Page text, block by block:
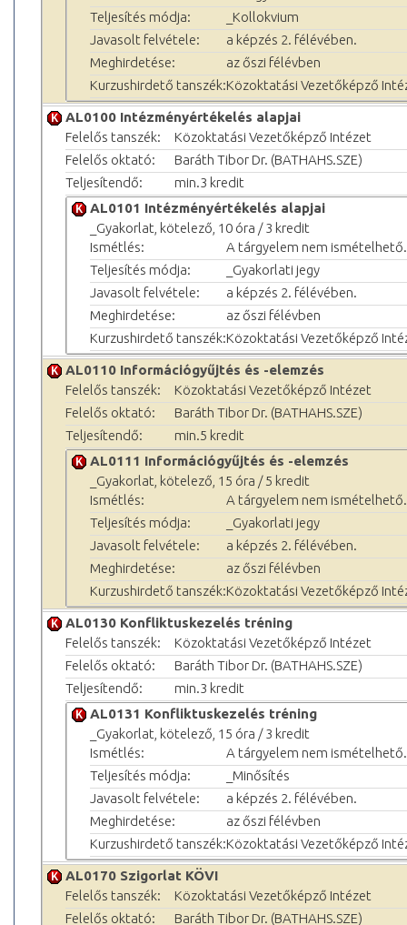
Teljesítés módja:
_Kollokvium
Javasolt felvétele:
a képzés 2. félévében.
Meghirdetése:
az őszi félévben
Kurzushirdető tanszék:Közoktatási Vezetőképző
AL0100 Intézményértékelés alapjai
Felelős tanszék:
Közoktatási Vezetőképző Intézet
Felelős oktató:
Baráth Tibor Dr. (BATHAHS.SZE)
Teljesítendő:
min.3 kredit
AL0101 Intézményértékelés alapjai
_Gyakorlat, kötelező, 10 óra / 3 kredit
Ismétlés:
A tárgyelem nem ismételhető.
Teljesítés módja:
_Gyakorlati jegy
Javasolt felvétele:
a képzés 2. félévében.
Meghirdetése:
az őszi félévben
Kurzushirdető tanszék:Közoktatási Vezetőképző
AL0110 Információgyűjtés és -elemzés
Felelős tanszék:
Közoktatási Vezetőképző Intézet
Felelős oktató:
Baráth Tibor Dr. (BATHAHS.SZE)
Teljesítendő:
min.5 kredit
AL0111 Információgyűjtés és -elemzés
_Gyakorlat, kötelező, 15 óra / 5 kredit
Ismétlés:
A tárgyelem nem ismételhető.
Teljesítés módja:
_Gyakorlati jegy
Javasolt felvétele:
a képzés 2. félévében.
Meghirdetése:
az őszi félévben
Kurzushirdető tanszék:Közoktatási Vezetőképző
AL0130 Konfliktuskezelés tréning
Felelős tanszék:
Közoktatási Vezetőképző Intézet
Felelős oktató:
Baráth Tibor Dr. (BATHAHS.SZE)
Teljesítendő:
min.3 kredit
AL0131 Konfliktuskezelés tréning
_Gyakorlat, kötelező, 15 óra / 3 kredit
Ismétlés:
A tárgyelem nem ismételhető.
Teljesítés módja:
_Minősítés
Javasolt felvétele:
a képzés 2. félévében.
Meghirdetése:
az őszi félévben
Kurzushirdető tanszék:Közoktatási Vezetőképző
AL0170 Szigorlat KÖVI
Felelős tanszék:
Közoktatási Vezetőképző Intézet
Felelős oktató:
Baráth Tibor Dr. (BATHAHS.SZE)